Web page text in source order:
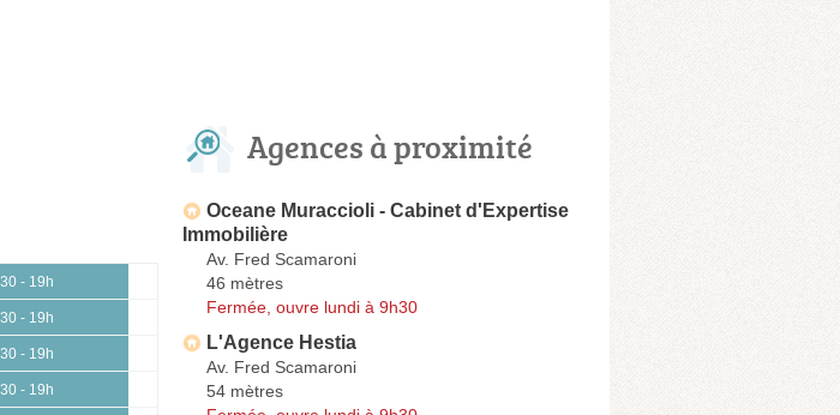
- 19h
- 19h
- 19h
- 19h
Agences à proximité
Oceane Muraccioli - Cabinet d'Expertise
Immobilière
Av. Fred Scamaroni
46 mètres
Fermée, ouvre lundi à 9h30
L'Agence Hestia
Av. Fred Scamaroni
54 mètres